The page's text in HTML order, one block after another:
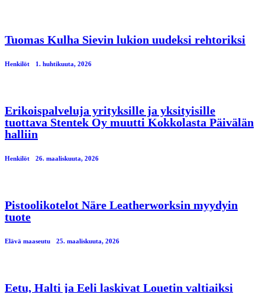
Tuomas Kulha Sievin lukion uudeksi rehtoriksi
Henkilöt 1. huhtikuuta, 2026
Erikoispalveluja yrityksille ja yksityisille
tuottava Stentek Oy muutti Kokkolasta Päivälän
halliin
Henkilöt 26. maaliskuuta, 2026
Pistoolikotelot Näre Leatherworksin myydyin
tuote
Elävä maaseutu 25. maaliskuuta, 2026
Eetu, Halti ja Eeli laskivat Louetin valtiaiksi